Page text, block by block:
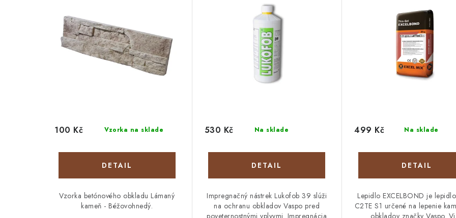
Vzorka na sklade
100 Kč
DETAIL
Vzorka betónového obkladu Lámaný
kameň - Béžovohnedý.
Na sklade
530 Kč
DETAIL
Impregnačný nástrek Lukofob 39 slúži
na ochranu obkladov Vaspo pred
Na sklade
499 Kč
DETAIL
Lepidlo EXCELBOND je
C2TE S1 určené na lepenie